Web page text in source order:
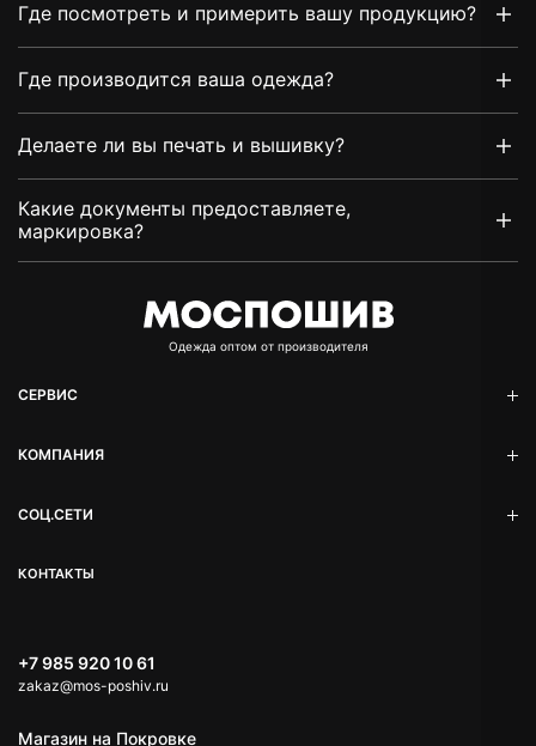
Где посмотреть и примерить вашу продукцию?
Где производится ваша одежда?
Делаете ли вы печать и вышивку?
Какие документы предоставляете,
маркировка?
Oдежда оптом от производителя
СЕРВИС
КОМПАНИЯ
СОЦ.СЕТИ
КОНТАКТЫ
+7 985 920 10 61
zakaz@mos-poshiv.ru
Магазин на Покровке